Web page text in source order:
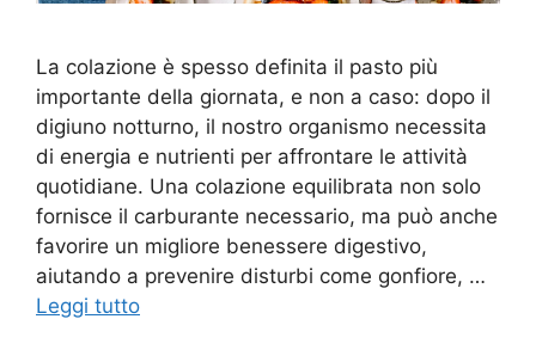
La colazione è spesso definita il pasto più
importante della giornata, e non a caso: dopo il
digiuno notturno, il nostro organismo necessita
di energia e nutrienti per affrontare le attività
quotidiane. Una colazione equilibrata non solo
fornisce il carburante necessario, ma può anche
favorire un migliore benessere digestivo,
aiutando a prevenire disturbi come gonfiore, …
Leggi tutto